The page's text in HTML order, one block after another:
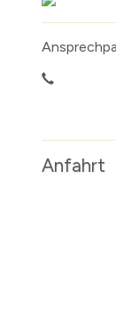
Anfahrt